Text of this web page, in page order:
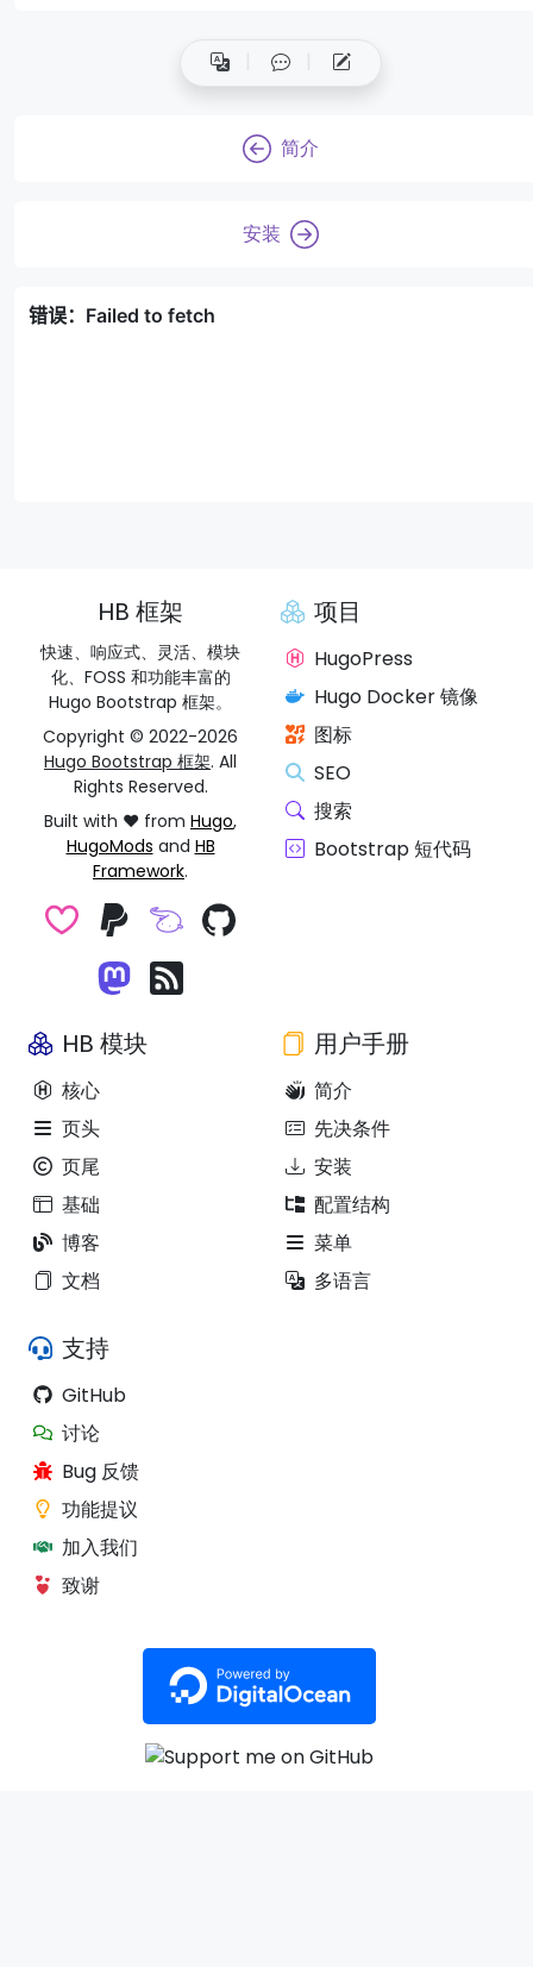
简介
安装
HB 框架
快速、响应式、灵活、模块
化、FOSS 和功能丰富的
Hugo Bootstrap 框架。
Copyright © 2022-2026
Hugo Bootstrap 框架. All
Rights Reserved.
Built with ❤️ from Hugo,
HugoMods and HB
Framework.
项目
HugoPress
Hugo Docker 镜像
图标
SEO
搜索
Bootstrap 短代码
HB 模块
核心
页头
页尾
基础
博客
文档
用户手册
简介
先决条件
安装
配置结构
菜单
多语言
支持
GitHub
讨论
Bug 反馈
功能提议
加入我们
致谢